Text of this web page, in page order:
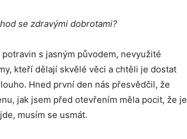
se zdravými dobrotami?
s jasným původem, nevyužité
kteří dělají skvělé věci a chtěli je dostat
Hned první den nás přesvědčil, že
jak jsem před otevřením měla pocit, že je
musím se usmát.